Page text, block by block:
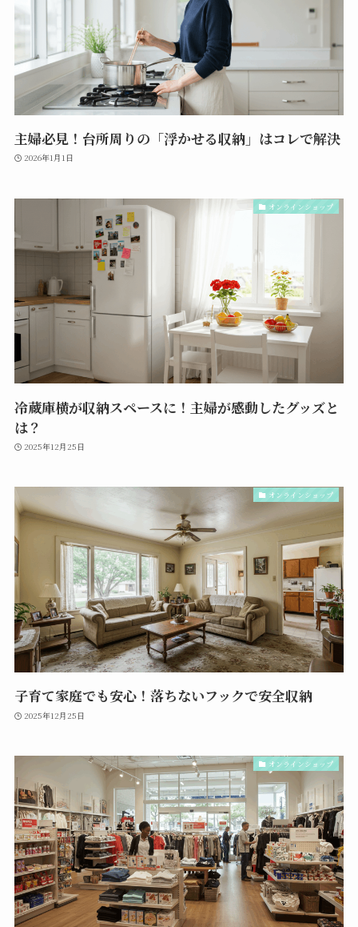
主婦必見！台所周りの「浮かせる収納」はコレで解決
2026年1月1日
オンラインショップ
冷蔵庫横が収納スペースに！主婦が感動したグッズと
は？
2025年12月25日
オンラインショップ
子育て家庭でも安心！落ちないフックで安全収納
2025年12月25日
オンラインショップ